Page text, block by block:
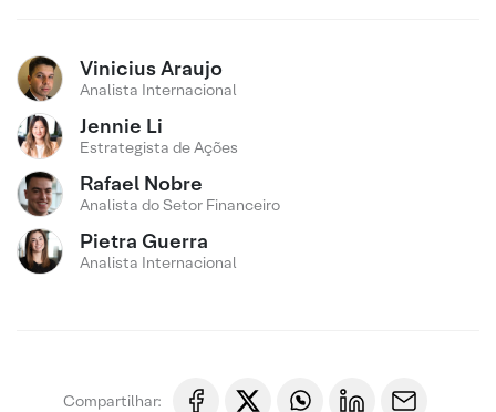
Vinicius Araujo
Analista Internacional
Jennie Li
Estrategista de Ações
Rafael Nobre
Analista do Setor Financeiro
Pietra Guerra
Analista Internacional
Compartilhar: